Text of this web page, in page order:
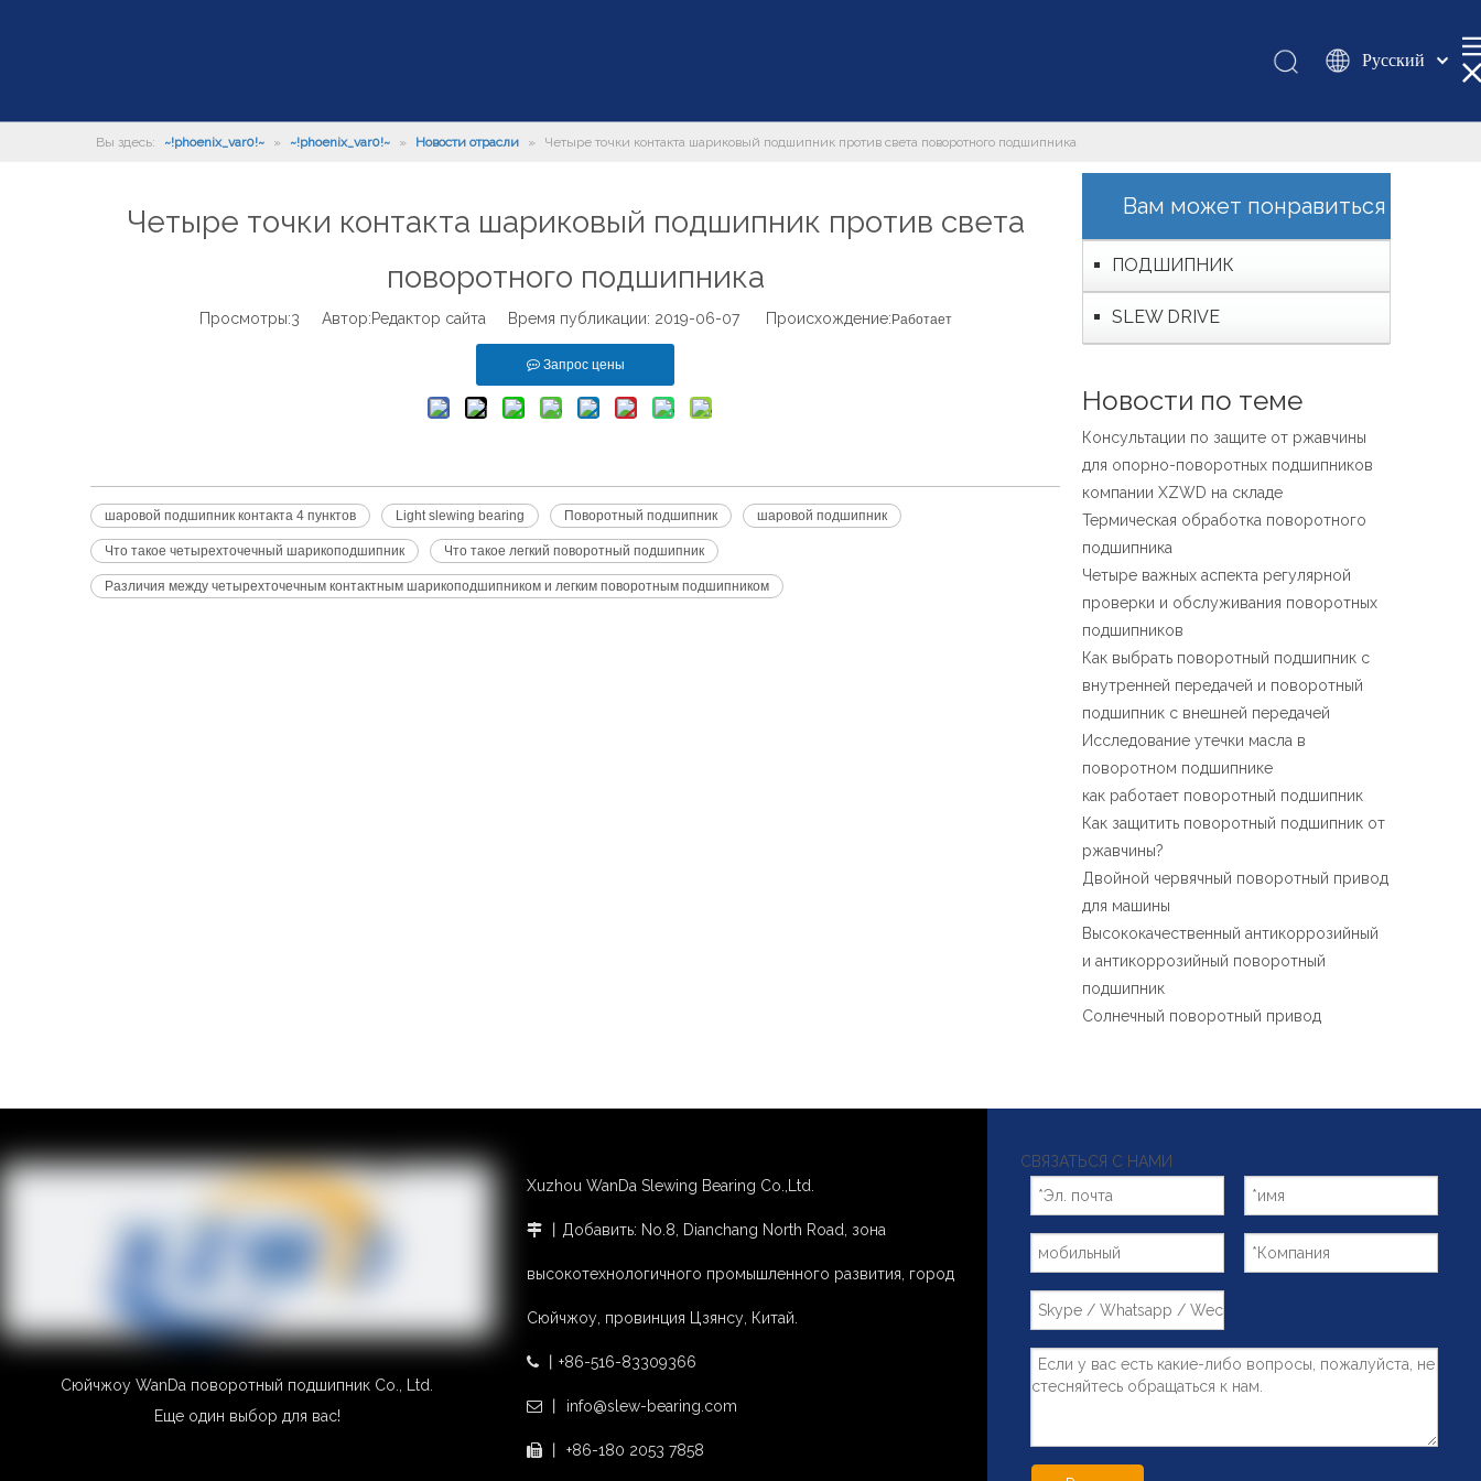
Pусский
românesc
Português
العربية
Вы здесь: ~!phoenix_var0!~ » ~!phoenix_var0!~ » Новости отрасли » Четыре точки контакта шариковый подшипник против света поворотного подшипника
Четыре точки контакта шариковый подшипник против света
поворотного подшипника
Просмотры:3 Автор:Pедактор сайта Время публикации: 2019-06-07 Происхождение: Работает
Запрос цены
шаровой подшипник контакта 4 пунктов Light slewing bearing Поворотный подшипник шаровой подшипник
Что такое четырехточечный шарикоподшипник Что такое легкий поворотный подшипник
Различия между четырехточечным контактным шарикоподшипником и легким поворотным подшипником
Вам может понравиться
ПОДШИПНИК
SLEW DRIVE
Новости по теме
Консультации по защите от ржавчины
для опорно-поворотных подшипников
компании XZWD на складе
Термическая обработка поворотного
подшипника
Четыре важных аспекта регулярной
проверки и обслуживания поворотных
подшипников
Как выбрать поворотный подшипник с
внутренней передачей и поворотный
подшипник с внешней передачей
Исследование утечки масла в
поворотном подшипнике
как работает поворотный подшипник
Как защитить поворотный подшипник от
ржавчины?
Двойной червячный поворотный привод
для машины
Высококачественный антикоррозийный
и антикоррозийный поворотный
подшипник
Солнечный поворотный привод
Сюйчжоу WanDa поворотный подшипник Co., Ltd.
Еще один выбор для вас!
Xuzhou WanDa Slewing Bearing Co.,Ltd.
 丨Добавить: No.8, Dianchang North Road, зона
высокотехнологичного промышленного развития, город
Сюйчжоу, провинция Цзянсу, Китай.
 丨+86-516-83309366
 丨 info@slew-bearing.com
 丨 +86-180 2053 7858
СВЯЗАТЬСЯ С НАМИ